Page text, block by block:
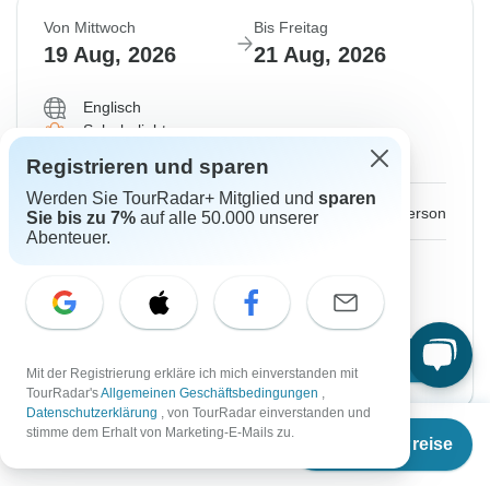
Termine & Preise
Ausgebucht
Ähnliche Reisen für dieses Reisedatum
Ausgebucht
Ähnliche Reisen für dieses Reisedatum
Ausgebucht
Ähnliche Reisen für dieses Reisedatum
Von Mittwoch
19 Aug, 2026
Bis Freitag
21 Aug, 2026
Englisch
Sehr beliebt
Ab: €1.055 per person
Preis basierend auf privatem Doppelzimmer
Von Donnerstag Bis Samstag
Registrieren und sparen
Werden Sie TourRadar+ Mitglied und sparen
Sie bis zu 7% auf alle 50.000 unserer
Abenteuer.
Mit der Registrierung erkläre ich mich einverstanden mit
TourRadar'sAllgemeinen Geschäftsbedingungen ,
Datenschutzerklärung , von TourRadar einverstanden und
stimme dem Erhalt von Marketing-E-Mails zu.